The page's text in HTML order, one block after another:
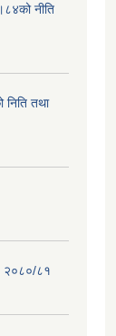
नीति
तथा
२०८०/८१